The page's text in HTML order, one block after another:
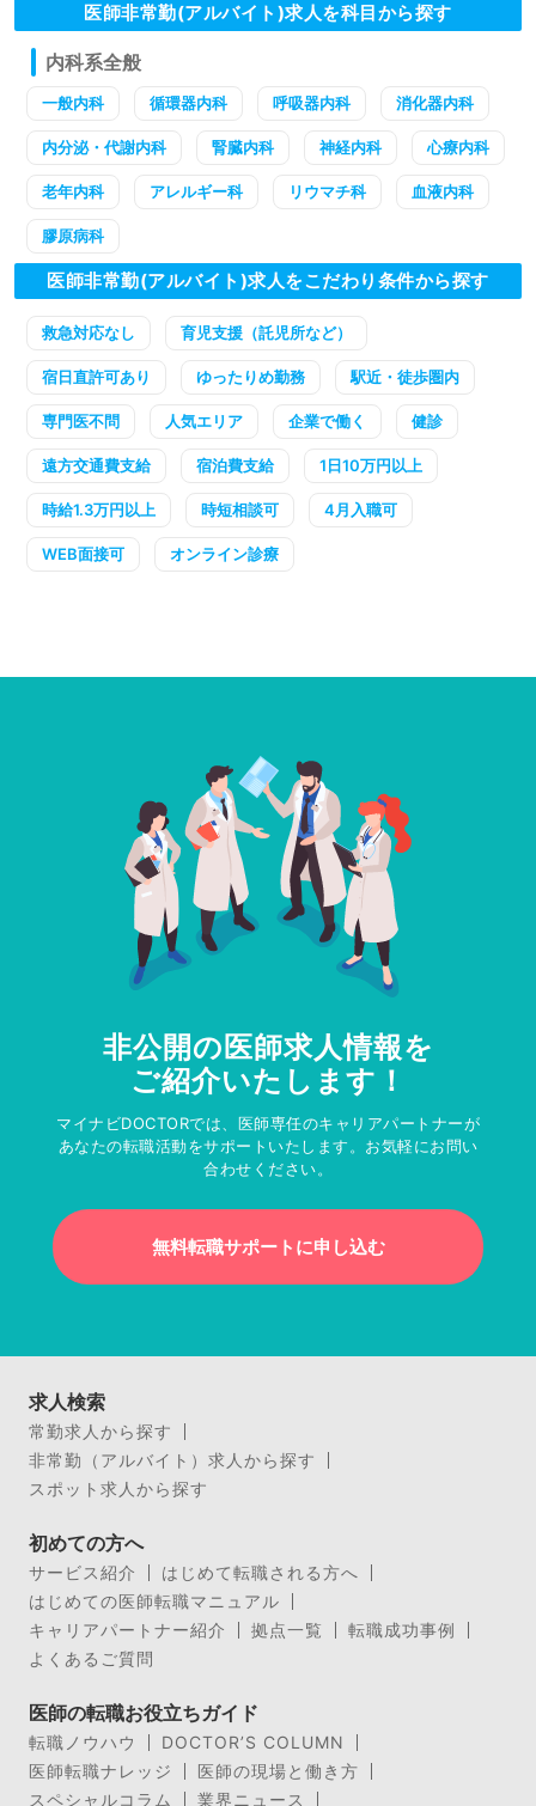
医師非常勤(アルバイト)求人を科目から探す
内科系全般
一般内科 循環器内科 呼吸器内科 消化器内科
内分泌・代謝内科 腎臓内科 神経内科 心療内科
老年内科 アレルギー科 リウマチ科 血液内科
膠原病科
医師非常勤(アルバイト)求人をこだわり条件から探す
救急対応なし 育児支援（託児所など）
宿日直許可あり ゆったりめ勤務 駅近・徒歩圏内
専門医不問 人気エリア 企業で働く 健診
遠方交通費支給 宿泊費支給 1日10万円以上
時給1.3万円以上 時短相談可 4月入職可
WEB面接可 オンライン診療
非公開の医師求人情報を
ご紹介いたします！
マイナビDOCTORでは、医師専任のキャリアパートナーが
あなたの転職活動をサポートいたします。お気軽にお問い
合わせください。
無料転職サポートに申し込む
求人検索
常勤求人から探す
非常勤（アルバイト）求人から探す
スポット求人から探す
初めての方へ
サービス紹介
はじめて転職される方へ
はじめての医師転職マニュアル
キャリアパートナー紹介
拠点一覧
転職成功事例
よくあるご質問
医師の転職お役立ちガイド
転職ノウハウ
DOCTOR’S COLUMN
医師転職ナレッジ
医師の現場と働き方
スペシャルコラム
業界ニュース